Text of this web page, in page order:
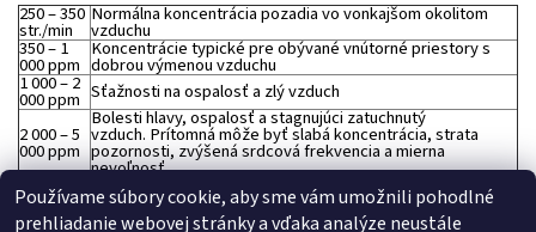
250 – 350
str./min
Normálna koncentrácia pozadia vo vonkajšom okolitom
vzduchu
350 – 1
000 ppm
Koncentrácie typické pre obývané vnútorné priestory s
dobrou výmenou vzduchu
1 000 – 2
000 ppm Sťažnosti na ospalosť a zlý vzduch
2 000 – 5
000 ppm
Bolesti hlavy, ospalosť a stagnujúci zatuchnutý
vzduch. Prítomná môže byť slabá koncentrácia, strata
pozornosti, zvýšená srdcová frekvencia a mierna
nevoľnosť.
5 000
ppm
Limit vystavenia na pracovisku (ako 8-hodinový TWA) vo
väčšine jurisdikcií.
> 40 000
Používame súbory cookie, aby sme vám umožnili pohodlné
prehliadanie webovej stránky a vďaka analýze neustále